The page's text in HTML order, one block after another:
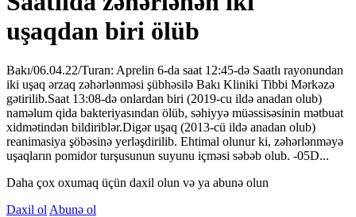
uşaqdan biri ölüb
Bakı/06.04.22/Turan: Aprelin 6-da saat 12:45-də Saatlı rayonundan
iki uşaq ərzaq zəhərlənməsi şübhəsilə Bakı Kliniki Tibbi Mərkəzə
gətirilib.Saat 13:08-də onlardan biri (2019-cu ildə anadan olub)
naməlum qida bakteriyasından ölüb, səhiyyə müəssisəsinin mətbuat
xidmətindən bildiriblər.Digər uşaq (2013-cü ildə anadan olub)
reanimasiya şöbəsinə yerləşdirilib. Ehtimal olunur ki, zəhərlənməyə
uşaqların pomidor turşusunun suyunu içməsi səbəb olub. -05D...
Daha çox oxumaq üçün daxil olun və ya abunə olun
Daxil ol Abunə ol